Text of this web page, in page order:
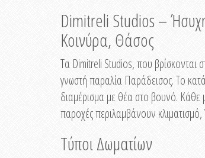
Dimitreli Studios –
Κοινύρα, Θάσος
Τα Dimitreli Studios, που
γνωστή παραλία Παράδεισος. Το
διαμέρισμα με θέα στο βουνό. Κάθε
παροχές περιλαμβάνουν
Τύποι Δωματίων